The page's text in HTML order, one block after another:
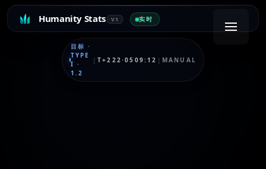
Humanity Stats V1 实时
目标 ·
TYPE
I ·
1.2
| T+222·0509:12 | MANUAL